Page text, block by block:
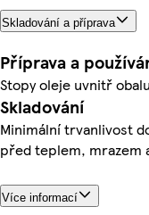
Skladování a příprava
Příprava a
Stopy oleje uvnitř
Skladování
Minimální trvanlivost
před teplem, mrazem
Více informací